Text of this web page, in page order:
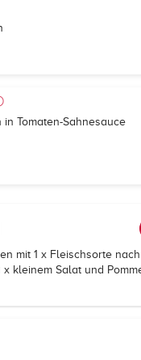
in Tomaten-Sahnesauce
mit 1 x Fleischsorte
x kleinem Salat und